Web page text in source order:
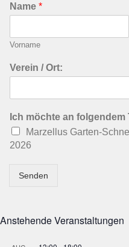
Name *
Vorname
Verein / Ort:
Ich möchte an
Marzellus Garten-
2026
Senden
Anstehende Veranstaltungen